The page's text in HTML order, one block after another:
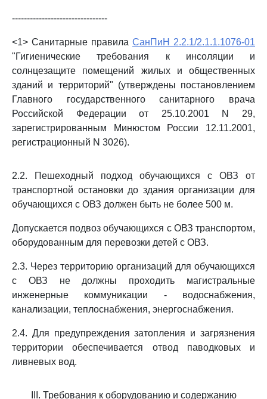
--------------------------------
<1> Санитарные правила СанПиН 2.2.1/2.1.1.1076-01
"Гигиенические требования к инсоляции и
солнцезащите помещений жилых и общественных
зданий и территорий" (утверждены постановлением
Главного государственного санитарного врача
Российской Федерации от 25.10.2001 N 29,
зарегистрированным Минюстом России 12.11.2001,
регистрационный N 3026).
2.2. Пешеходный подход обучающихся с ОВЗ от
транспортной остановки до здания организации для
обучающихся с ОВЗ должен быть не более 500 м.
Допускается подвоз обучающихся с ОВЗ транспортом,
оборудованным для перевозки детей с ОВЗ.
2.3. Через территорию организаций для обучающихся
с ОВЗ не должны проходить магистральные
инженерные коммуникации - водоснабжения,
канализации, теплоснабжения, энергоснабжения.
2.4. Для предупреждения затопления и загрязнения
территории обеспечивается отвод паводковых и
ливневых вод.
III. Требования к оборудованию и содержанию